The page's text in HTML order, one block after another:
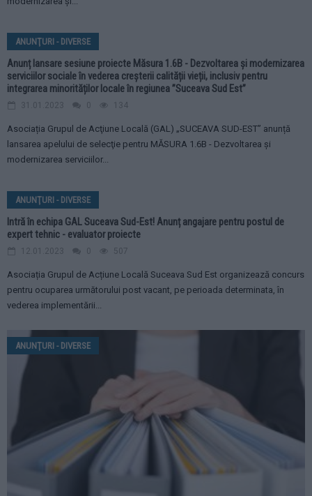
ANUNŢURI - DIVERSE
Anunț lansare sesiune proiecte Măsura 1.6B - Dezvoltarea și modernizarea
serviciilor sociale în vederea creșterii calității vieții, inclusiv pentru
integrarea minorităților locale în regiunea ”Suceava Sud Est”
31.01.2023 0 134
Asociația Grupul de Acţiune Locală (GAL) „SUCEAVA SUD-EST” anunță
lansarea apelului de selecţie pentru MĂSURA 1.6B - Dezvoltarea și
modernizarea serviciilor...
ANUNŢURI - DIVERSE
Intră în echipa GAL Suceava Sud-Est! Anunț angajare pentru postul de
expert tehnic - evaluator proiecte
12.01.2023 0 507
Asociația Grupul de Acțiune Locală Suceava Sud Est organizează concurs
pentru ocuparea următorului post vacant, pe perioada determinata, în
vederea implementării...
ANUNŢURI - DIVERSE